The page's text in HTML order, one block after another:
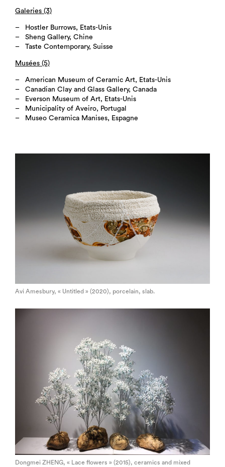
Galeries (3)
Hostler Burrows, Etats-Unis
Sheng Gallery, Chine
Taste Contemporary, Suisse
Musées (5)
American Museum of Ceramic Art, Etats-Unis
Canadian Clay and Glass Gallery, Canada
Everson Museum of Art, Etats-Unis
Municipality of Aveiro, Portugal
Museo Ceramica Manises, Espagne
Avi Amesbury, « Untitled » (2020), porcelain, slab.
Dongmei ZHENG, « Lace flowers » (2015), ceramics and mixed